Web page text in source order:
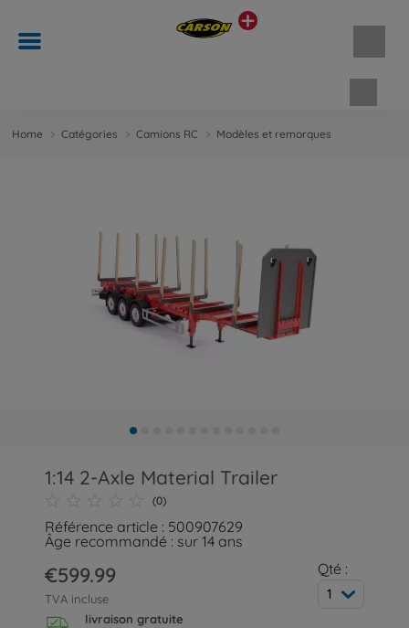
Home Catégories Camions RC Modèles et remorques
1:14 2-Axle Material Trailer
(0)
Référence article : 500907629
Âge recommandé : sur 14 ans
€599.99
TVA incluse
livraison gratuite
Qté :
1